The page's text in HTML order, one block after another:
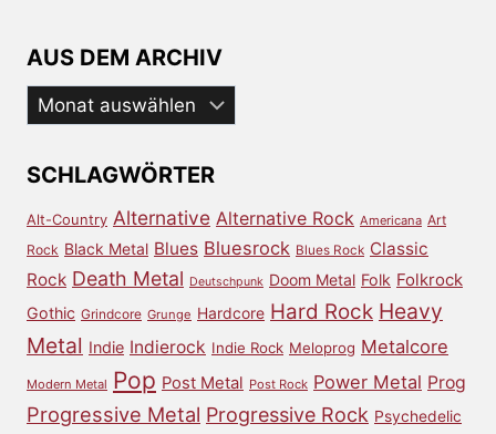
AUS DEM ARCHIV
Aus
dem
SCHLAGWÖRTER
Alt-Country Alternative Alternative Rock Americana Art
Rock Black Metal Blues Bluesrock Blues Rock Classic
Rock Death Metal Deutschpunk Doom Metal Folk Folkrock
Gothic Grindcore Grunge Hardcore Hard Rock Heavy
Metal Indie Indierock Indie Rock Meloprog Metalcore
Modern Metal Pop Post Metal Post Rock Power Metal Prog
Progressive Metal Progressive Rock Psychedelic